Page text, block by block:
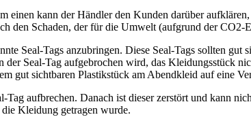
einen kann der Händler den Kunden darüber
den Schaden, der für die Umwelt (aufgrund der CO2-
Seal-Tags anzubringen. Diese Seal-Tags sollten
Seal-Tag aufgebrochen wird, das Kleidungsstück
gut sichtbaren Plastikstück am Abendkleid auf eine
aufbrechen. Danach ist dieser zerstört und kann
Kleidung getragen wurde.